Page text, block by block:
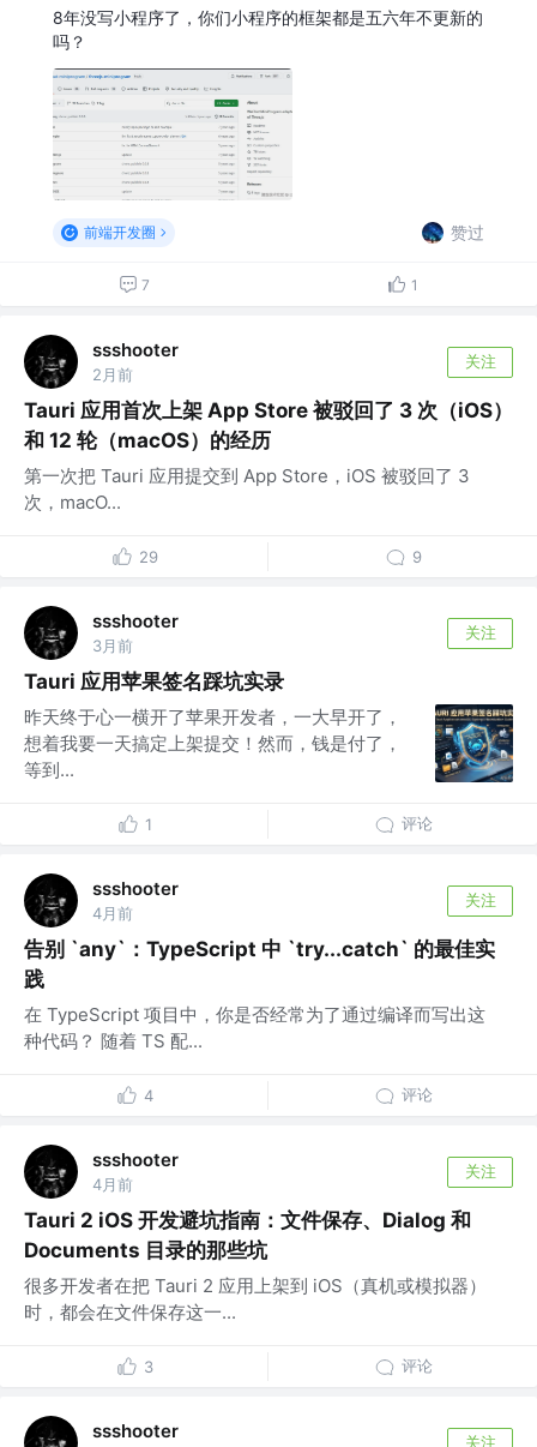
8年没写小程序了，你们小程序的框架都是五六年不更新的
吗？
前端开发圈 赞过
7 1
ssshooter
2月前
关注
Tauri 应用首次上架 App Store 被驳回了 3 次（iOS）
和 12 轮（macOS）的经历
第一次把 Tauri 应用提交到 App Store，iOS 被驳回了 3
次，macO...
29 9
ssshooter
3月前
关注
Tauri 应用苹果签名踩坑实录
昨天终于心一横开了苹果开发者，一大早开了，
想着我要一天搞定上架提交！然而，钱是付了，
等到...
1 评论
ssshooter
4月前
关注
告别 `any`：TypeScript 中 `try...catch` 的最佳实
践
在 TypeScript 项目中，你是否经常为了通过编译而写出这
种代码？ 随着 TS 配...
4 评论
ssshooter
4月前
关注
Tauri 2 iOS 开发避坑指南：文件保存、Dialog 和
Documents 目录的那些坑
很多开发者在把 Tauri 2 应用上架到 iOS（真机或模拟器）
时，都会在文件保存这一...
3 评论
ssshooter
关注